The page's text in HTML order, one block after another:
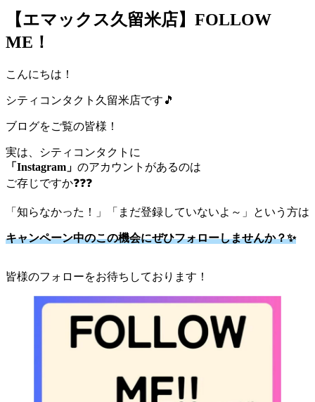
【エマックス久留米店】FOLLOW
ME！
こんにちは！
シティコンタクト久留米店です🎵
ブログをご覧の皆様！
実は、シティコンタクトに
「Instagram」 のアカウントがあるのは
ご存じですか❓❓❓
「知らなかった！」「まだ登録していないよ～」という方は
キャンペーン中のこの機会にぜひフォローしませんか？✨
皆様のフォローをお待ちしております！